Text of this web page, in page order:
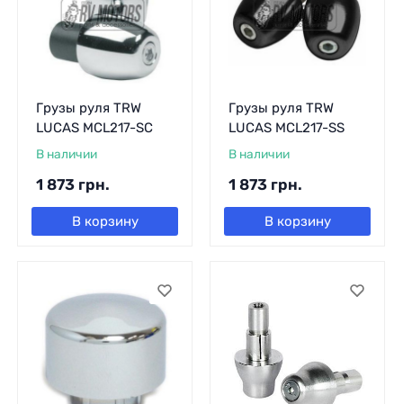
Грузы руля TRW
LUCAS MCL217-SC
В наличии
1 873 грн.
В корзину
Грузы руля TRW
LUCAS MCL217-SS
В наличии
1 873 грн.
В корзину